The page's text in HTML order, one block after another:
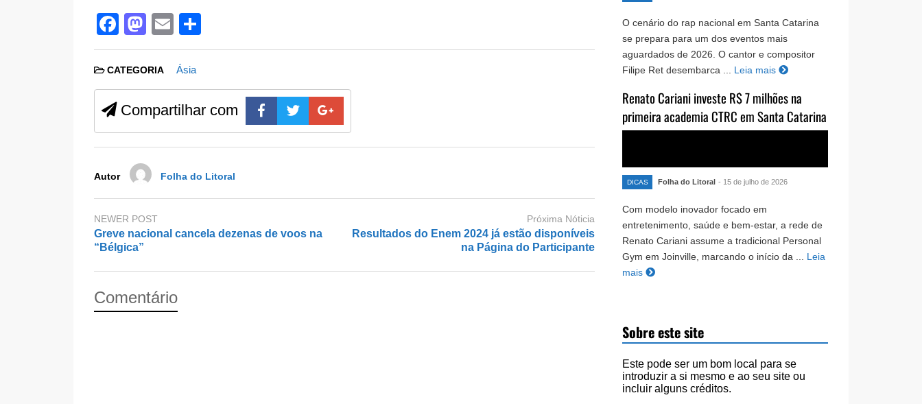
F
a
c
e
b
o
o
k
M
a
st
o
d
o
n
E
m
ail
h
e
CATEGORIA Ásia
Compartilhar com
Autor Folha do Litoral
NEWER POST
Greve nacional cancela dezenas de voos na
“Bélgica”
Próxima Nóticia
Resultados do Enem 2024 já estão disponíveis
na Página do Participante
Comentário
O cenário do rap nacional em Santa Catarina
se prepara para um dos eventos mais
aguardados de 2026. O cantor e compositor
Filipe Ret desembarca ...
Leia mais
Renato Cariani investe R$ 7 milhões na
primeira academia CTRC em Santa Catarina
DICAS Folha do Litoral - 15 de julho de 2026
Com modelo inovador focado em
entretenimento, saúde e bem-estar, a rede de
Renato Cariani assume a tradicional Personal
Gym em Joinville, marcando o início da ... Leia
mais
Sobre este site
Este pode ser um bom local para se
introduzir a si mesmo e ao seu site ou
incluir alguns créditos.